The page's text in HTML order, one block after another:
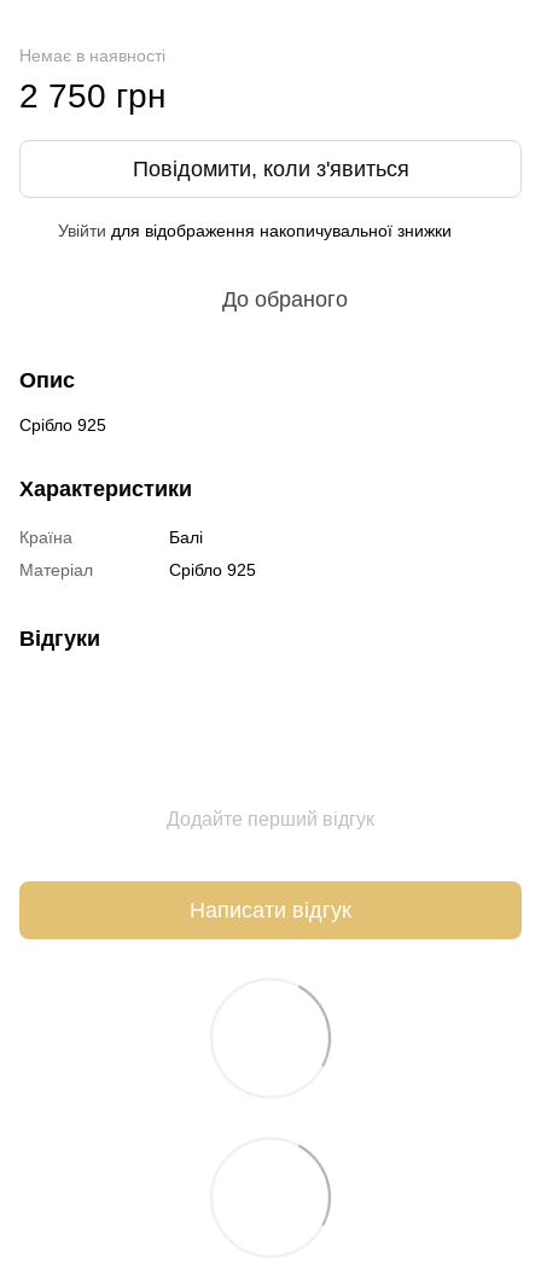
Немає в наявності
2 750 грн
Повідомити, коли з'явиться
Увійти для відображення накопичувальної знижки
До обраного
Опис
Срібло 925
Характеристики
Країна
Балі
Матеріал
Срібло 925
Відгуки
Додайте перший відгук
Написати відгук